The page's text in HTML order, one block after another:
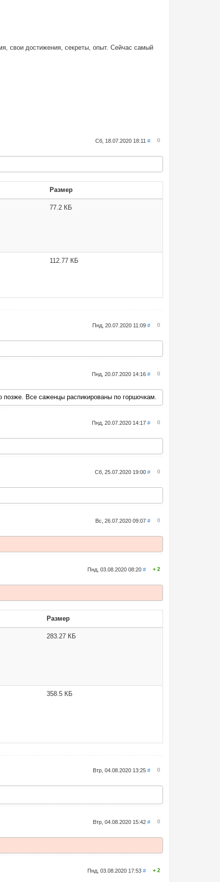
свои достижения, секреты, опыт. Сейчас самый
Сб, 18.07.2020 18:11# 0
Размер
77.2 КБ
112.77 КБ
Пнд, 20.07.2020 11:09# 0
Пнд, 20.07.2020 14:16# 0
позже. Все саженцы распикированы по горшочкам.
Пнд, 20.07.2020 14:17# 0
Сб, 25.07.2020 19:00# 0
Вс, 26.07.2020 09:07# 0
Пнд, 03.08.2020 08:20# 2
Размер
283.27 КБ
358.5 КБ
Втр, 04.08.2020 13:25# 0
Втр, 04.08.2020 15:42# 0
Пнд, 03.08.2020 17:53# 2